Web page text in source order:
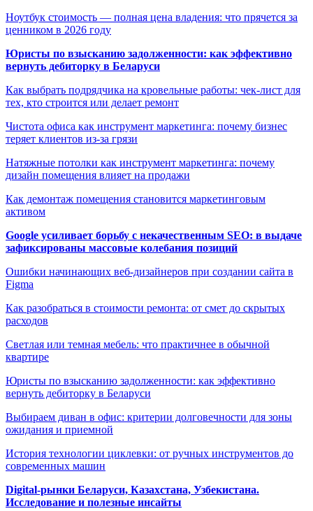
Ноутбук стоимость — полная цена владения: что прячется за
ценником в 2026 году
Юристы по взысканию задолженности: как эффективно
вернуть дебиторку в Беларуси
Как выбрать подрядчика на кровельные работы: чек-лист для
тех, кто строится или делает ремонт
Чистота офиса как инструмент маркетинга: почему бизнес
теряет клиентов из-за грязи
Натяжные потолки как инструмент маркетинга: почему
дизайн помещения влияет на продажи
Как демонтаж помещения становится маркетинговым
активом
Google усиливает борьбу с некачественным SEO: в выдаче
зафиксированы массовые колебания позиций
Ошибки начинающих веб-дизайнеров при создании сайта в
Figma
Как разобраться в стоимости ремонта: от смет до скрытых
расходов
Светлая или темная мебель: что практичнее в обычной
квартире
Юристы по взысканию задолженности: как эффективно
вернуть дебиторку в Беларуси
Выбираем диван в офис: критерии долговечности для зоны
ожидания и приемной
История технологии циклевки: от ручных инструментов до
современных машин
Digital-рынки Беларуси, Казахстана, Узбекистана.
Исследование и полезные инсайты